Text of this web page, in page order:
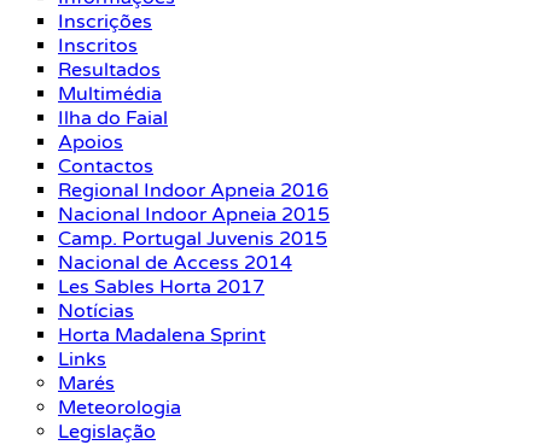
Inscrições
Inscritos
Resultados
Multimédia
Ilha do Faial
Apoios
Contactos
Regional Indoor Apneia 2016
Nacional Indoor Apneia 2015
Camp. Portugal Juvenis 2015
Nacional de Access 2014
Les Sables Horta 2017
Notícias
Horta Madalena Sprint
Links
Marés
Meteorologia
Legislação